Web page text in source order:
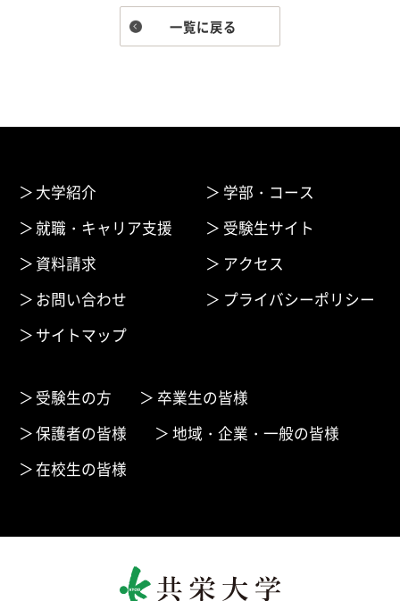
一覧に戻る
大学紹介
学部・コース
就職・キャリア支援
受験生サイト
資料請求
アクセス
お問い合わせ
プライバシーポリシー
サイトマップ
受験生の方
卒業生の皆様
保護者の皆様
地域・企業・一般の皆様
在校生の皆様